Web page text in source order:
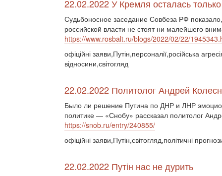
22.02.2022 У Кремля осталась
Судьбоносное заседание Совбеза РФ
российской власти не стоят ни малейшего
https://www.rosbalt.ru/blogs/2022/02/22/
офіційні заяви,Путін,персоналії,російська
відносини,світогляд
22.02.2022 Политолог Андрей
Было ли решение Путина по ДНР и ЛНР
политике — «Снобу» рассказал политолог
https://snob.ru/entry/240855/
офіційні заяви,Путін,світогляд,політичні
22.02.2022 Путін нас не дурить